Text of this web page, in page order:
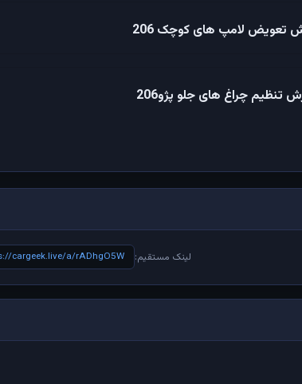
تعویض لامپ های کوچک 206
تنظیم چراغ های جلو پژو206
لینک مستقیم: cargeek.live/a/rADhgO5W